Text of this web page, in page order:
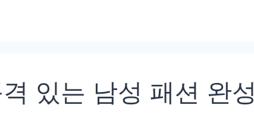
있는 남성 패션 완성